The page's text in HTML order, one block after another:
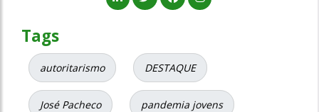
Tags
autoritarismo DESTAQUE
José Pacheco pandemia jovens